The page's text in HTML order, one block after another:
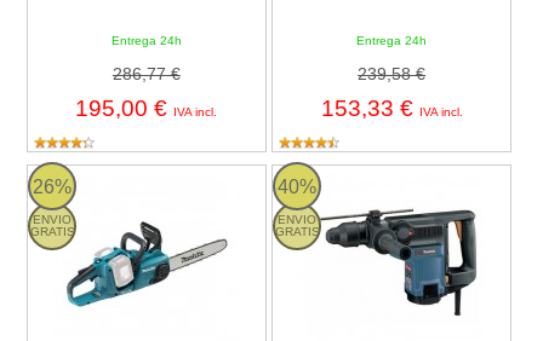
Entrega 24h
286,77 €
195,00 € IVA incl.
Entrega 24h
239,58 €
153,33 € IVA incl.
26%
ENVIO
GRATIS
Motosierra a batería Makita DUC353 18Vx2 Litio-ion 35cm
40%
ENVIO
GRATIS
Martillo perforador Makita